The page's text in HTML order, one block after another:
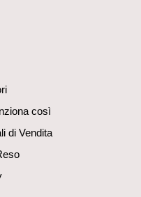
così
di Vendita